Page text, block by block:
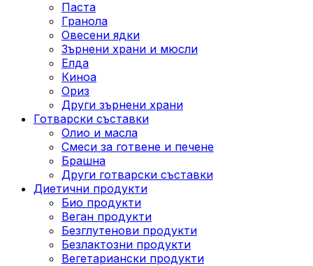
Паста
Гранола
Овесени ядки
Зърнени храни и мюсли
Елда
Киноа
Ориз
Други зърнени храни
Готварски съставки
Олио и масла
Смеси за готвене и печене
Брашна
Други готварски съставки
Диетични продукти
Био продукти
Веган продукти
Безглутенови продукти
Безлактозни продукти
Вегетариански продукти